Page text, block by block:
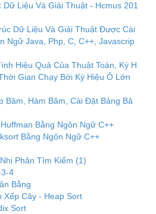
Dữ Liệu Và Giải Thuật - Hcmus 201
Dữ Liệu Và Giải Thuật Được Cài
Ngữ Java, Php, C, C++, Javascrip
Hiệu Quả Của Thuật Toán, Ký H
Gian Chạy Bởi Ký Hiệu Ô Lớn
Băm, Hàm Băm, Cài Đặt Bảng Bă
Bằng Ngôn Ngữ C++
Bằng Ngôn Ngữ C++
Phân Tìm Kiếm (1)
4
Bằng
Xếp Cây - Heap Sort
Sort